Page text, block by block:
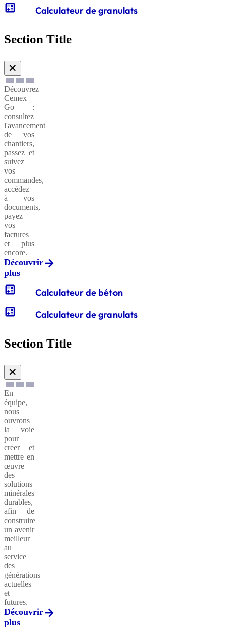
calculate Calculateur de granulats
Section Title
✕
Découvrez
Cemex
Go :
consultez
l'avancement
de vos
chantiers,
passez et
suivez
vos
commandes,
accédez
à vos
documents,
payez
vos
factures
et plus
encore.
Découvrir
plus
calculate Calculateur de béton
calculate Calculateur de granulats
Section Title
✕
En
équipe,
nous
ouvrons
la voie
pour
creer et
mettre en
œuvre
des
solutions
minérales
durables,
afin de
construire
un avenir
meilleur
au
service
des
générations
actuelles
et
futures.
Découvrir
plus